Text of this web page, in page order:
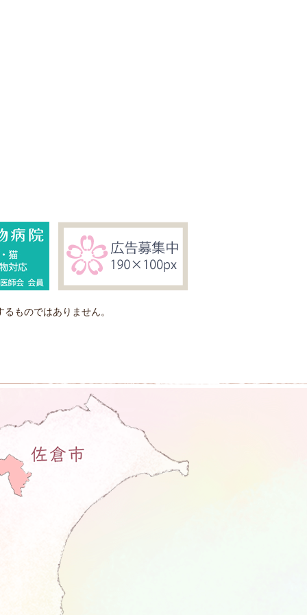
ものではありません。